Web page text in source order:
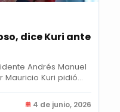
dice Kuri ante
Andrés Manuel
Kuri pidió...
4 de junio, 2026